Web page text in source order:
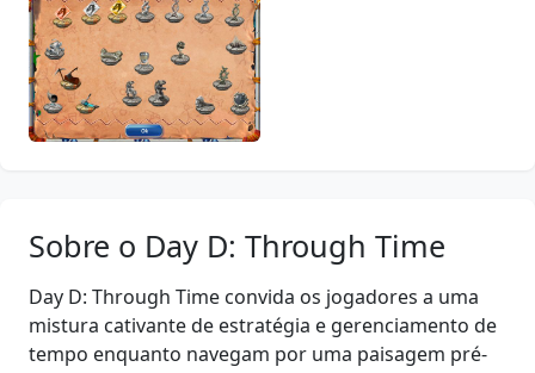
Sobre o Day D: Through Time
Day D: Through Time convida os jogadores a uma
mistura cativante de estratégia e gerenciamento de
tempo enquanto navegam por uma paisagem pré-